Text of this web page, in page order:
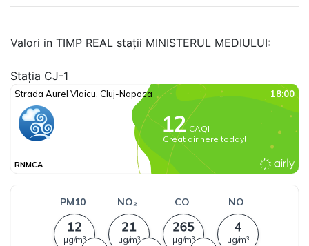
Valori in TIMP REAL stații MINISTERUL MEDIULUI:
Stația CJ-1